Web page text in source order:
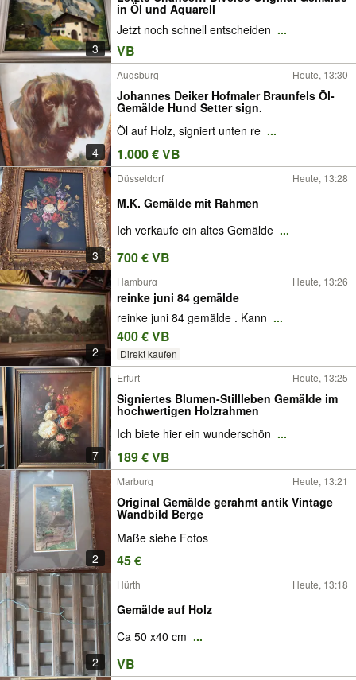
3
in Öl und Aquarell
Jetzt noch schnell entscheiden ...
VB
4
Augsburg Heute, 13:30
Johannes Deiker Hofmaler Braunfels Öl-
Gemälde Hund Setter sign.
Öl auf Holz, signiert unten re ...
1.000 € VB
3
Düsseldorf Heute, 13:28
M.K. Gemälde mit Rahmen
Ich verkaufe ein altes Gemälde ...
700 € VB
2
Hamburg Heute, 13:26
reinke juni 84 gemälde
reinke juni 84 gemälde . Kann ...
400 € VB
Direkt kaufen
7
Erfurt Heute, 13:25
Signiertes Blumen-Stillleben Gemälde im
hochwertigen Holzrahmen
Ich biete hier ein wunderschön ...
189 € VB
2
Marburg Heute, 13:21
Original Gemälde gerahmt antik Vintage
Wandbild Berge
Maße siehe Fotos
45 €
2
Hürth Heute, 13:18
Gemälde auf Holz
Ca 50 x40 cm ...
VB